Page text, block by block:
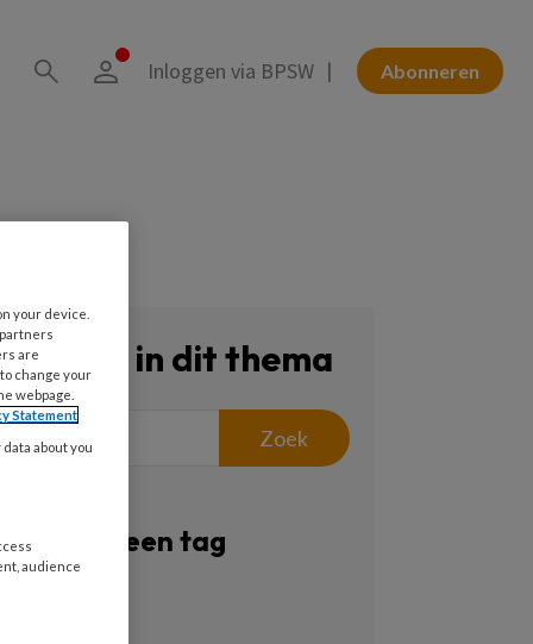
Abonneren
Inloggen via BPSW
Zoeken in dit thema
Zoek
Filter op een tag
your device.
are
change your
webpage.
Statement
about you
audience